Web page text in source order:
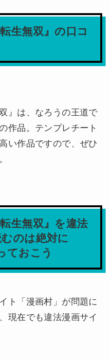
生無双』の口コ
』は、なろうの王道で
作品。テンプレチート
い作品ですので、ぜひ
生無双』を違法
のは絶対に
ておこう
ト「漫画村」が問題に
現在でも違法漫画サイ